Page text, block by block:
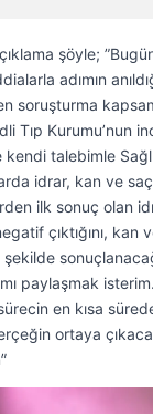
şöyle;
adımın
soruşturma
Tıp Kurumu’nun
talebimle
idrar, kan ve
ilk sonuç olan
çıktığını, kan
şekilde
paylaşmak
en kısa
ortaya